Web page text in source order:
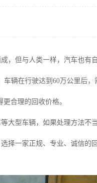
，但与人类一样，汽车也有
辆在行驶达到60万公里后，
合理的回收价格。
大型车辆，如果处理方法不
择一家正规、专业、诚信的